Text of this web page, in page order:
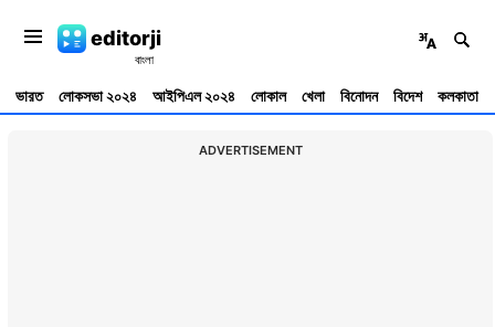
editorji
ভারত লোকসভা ২০২৪ আইপিএল ২০২৪ লোকাল খেলা বিনোদন বিদেশ কলকাতা
ADVERTISEMENT